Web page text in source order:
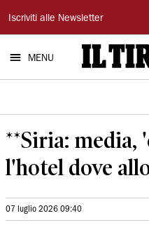
Il
Tirreno
Iscriviti alle Newsletter
MENU
**Siria: media,
l'hotel dove
07 luglio 2026 09:40